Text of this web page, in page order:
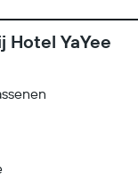
Hotel YaYee